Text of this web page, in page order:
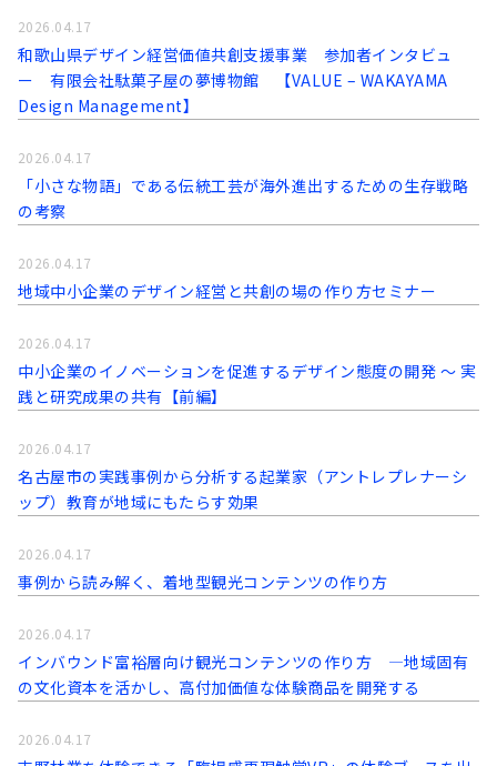
和歌山県デザイン経営価値共創支援事業 参加者インタビュ
ー 有限会社駄菓子屋の夢博物館 【VALUE – WAKAYAMA
Design Management】
2026.04.17
「小さな物語」である伝統工芸が海外進出するための生存戦略
の考察
2026.04.17
地域中小企業のデザイン経営と共創の場の作り方セミナー
2026.04.17
中小企業のイノベーションを促進するデザイン態度の開発 〜 実
践と研究成果の共有【前編】
2026.04.17
名古屋市の実践事例から分析する起業家（アントレプレナーシ
ップ）教育が地域にもたらす効果
2026.04.17
事例から読み解く、着地型観光コンテンツの作り方
2026.04.17
インバウンド富裕層向け観光コンテンツの作り方 ―地域固有
の文化資本を活かし、高付加価値な体験商品を開発する
2026.04.17
2026.04.17